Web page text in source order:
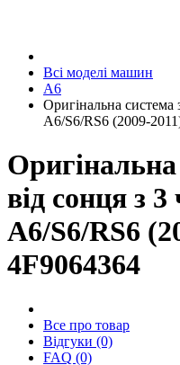
Всі моделі машин
A6
Оригінальна система
A6/S6/RS6 (2009-
Оригінальна
від сонця з
A6/S6/RS6
4F9064364
Все про товар
Відгуки (0)
FAQ (0)